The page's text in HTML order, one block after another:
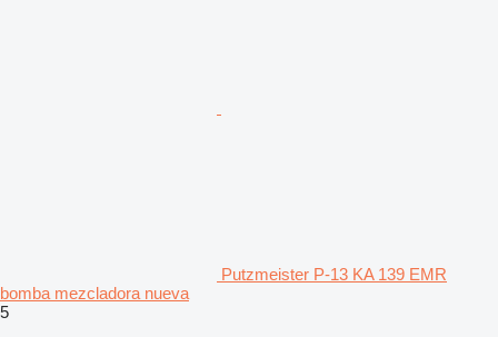
Putzmeister P-13 KA 139 EMR
bomba mezcladora nueva
5